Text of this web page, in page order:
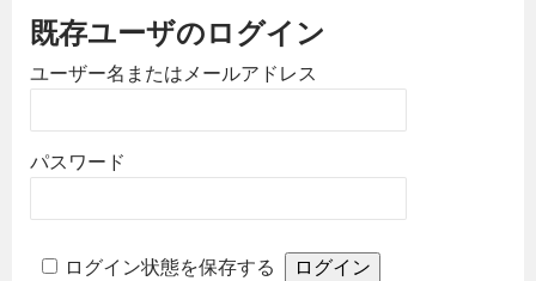
既存ユーザのログイン
ユーザー名またはメールアドレス
パスワード
ログイン状態を保存する